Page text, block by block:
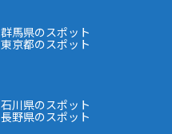
群馬県のスポット
東京都のスポット
石川県のスポット
長野県のスポット